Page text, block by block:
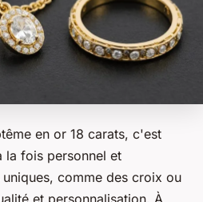
en or 18 carats, c'est
la fois personnel et
comme des croix ou